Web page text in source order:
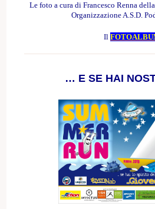
Le foto a cura di Francesco Rennadella
Organizzazione A.S.D.
Il
… E SE HAI